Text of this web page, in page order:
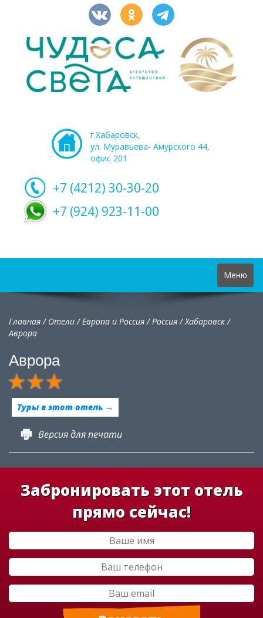
г.Хабаровск,
ул. Муравьева- Амурского 44,
офис 201
+7 (4212) 30-30-20
+7 (924) 923-11-00
Toggle
navigation
Меню
Главная/ Отели/Европа и Россия/Россия/Хабаровск /
Аврора
Аврора
Туры в этот отель →
Версия для печати
Забронировать этот отель
прямо сейчас!